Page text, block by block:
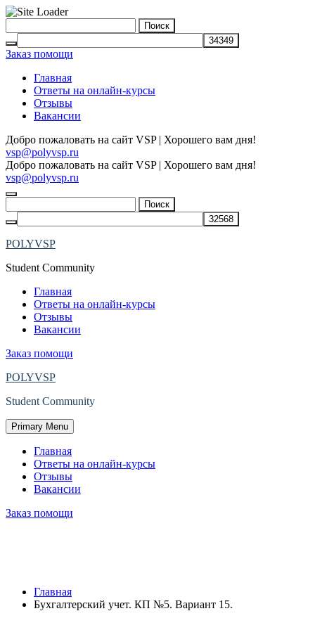
to
content
Заказ помощи
Главная
Ответы на онлайн-курсы
Отзывы
Вакансии
Добро пожаловать на сайт VSP | Хорошего вам дня!
vsp@polyvsp.ru
Добро пожаловать на сайт VSP | Хорошего вам дня!
vsp@polyvsp.ru
POLYVSP
Student Community
Главная
Ответы на онлайн-курсы
Отзывы
Вакансии
Заказ помощи
POLYVSP
Student Community
Primary Menu
Главная
Ответы на онлайн-курсы
Отзывы
Вакансии
Заказ помощи
Главная
Бухгалтерский учет. КП №5. Вариант 15.